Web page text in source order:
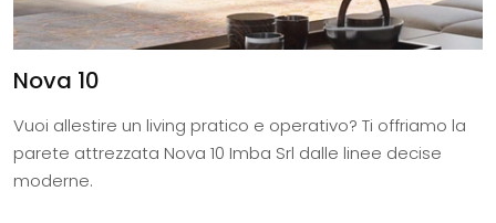
Nova 10
Vuoi allestire un living pratico e operativo? Ti offriamo la
parete attrezzata Nova 10 Imba Srl dalle linee decise
moderne.